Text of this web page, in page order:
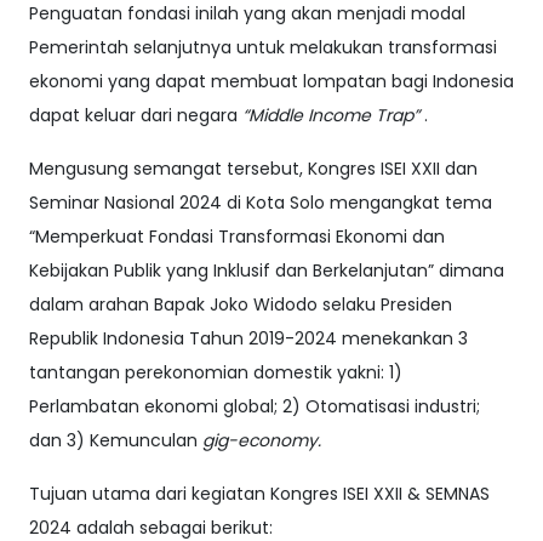
Penguatan fondasi inilah yang akan menjadi modal
Pemerintah selanjutnya untuk melakukan transformasi
ekonomi yang dapat membuat lompatan bagi Indonesia
dapat keluar dari negara “Middle Income Trap”.
Mengusung semangat tersebut, Kongres ISEI XXII dan
Seminar Nasional 2024 di Kota Solo mengangkat tema
“Memperkuat Fondasi Transformasi Ekonomi dan
Kebijakan Publik yang Inklusif dan Berkelanjutan” dimana
dalam arahan Bapak Joko Widodo selaku Presiden
Republik Indonesia Tahun 2019-2024 menekankan 3
tantangan perekonomian domestik yakni: 1)
Perlambatan ekonomi global; 2) Otomatisasi industri;
dan 3) Kemunculan gig-economy.
Tujuan utama dari kegiatan Kongres ISEI XXII & SEMNAS
2024 adalah sebagai berikut: